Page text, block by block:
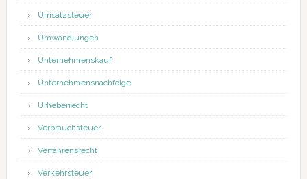
Umsatzsteuer
Umwandlungen
Unternehmenskauf
Unternehmensnachfolge
Urheberrecht
Verbrauchsteuer
Verfahrensrecht
Verkehrsteuer